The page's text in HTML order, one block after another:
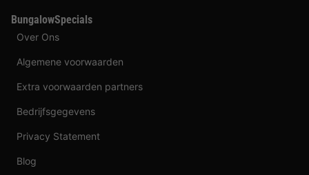
BungalowSpecials
Over Ons
Algemene voorwaarden
Extra voorwaarden partners
Bedrijfsgegevens
Privacy Statement
Blog